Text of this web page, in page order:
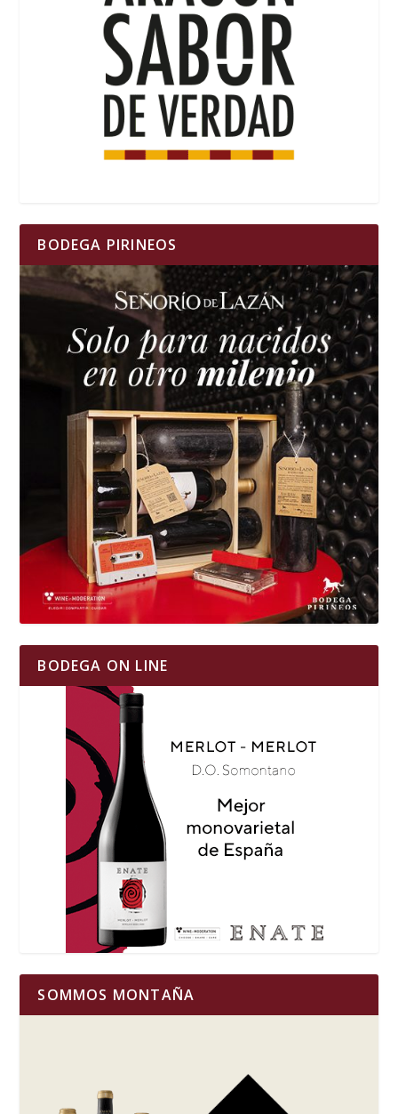
BODEGA PIRINEOS
BODEGA ON LINE
SOMMOS MONTAÑA